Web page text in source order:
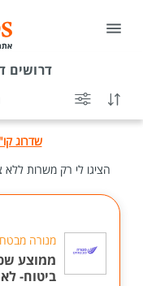
דרושים
שדרוג
הציגו לי רק משרות ללא
מנורה
ביטוח-